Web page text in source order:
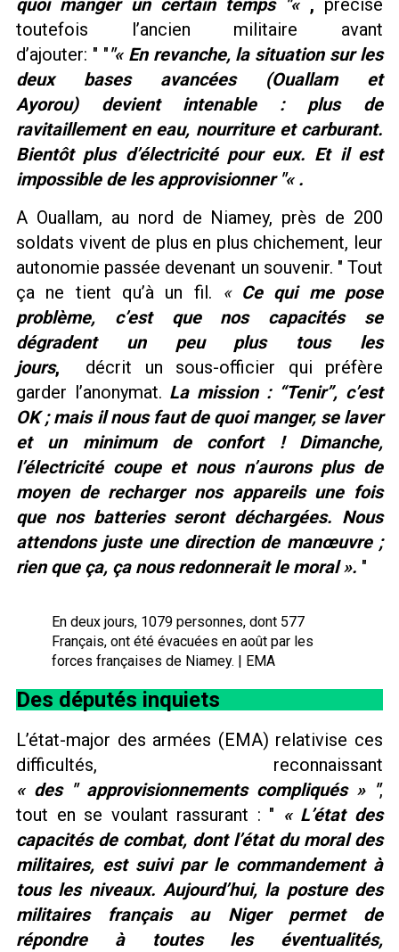
toutefois l’ancien militaire avant
d’ajouter:
« En revanche, la situation sur les
deux bases avancées (Ouallam et
Ayorou) devient intenable : plus de
ravitaillement en eau, nourriture et carburant.
Bientôt plus d’électricité pour eux. Et il est
impossible de les approvisionner « .
A Ouallam, au nord de Niamey, près de 200
soldats vivent de plus en plus chichement, leur
autonomie passée devenant un souvenir.
Tout
ça ne tient qu’à un fil. « Ce qui me pose
problème, c’est que nos capacités se
dégradent un peu plus tous les
jours,
décrit un sous-officier qui préfère
garder l’anonymat. La mission : “Tenir”, c’est
OK ; mais il nous faut de quoi manger, se laver
et un minimum de confort ! Dimanche,
l’électricité coupe et nous n’aurons plus de
moyen de recharger nos appareils une fois
que nos batteries seront déchargées. Nous
attendons juste une direction de manœuvre ;
rien que ça, ça nous redonnerait le moral ».
En deux jours, 1079 personnes, dont 577
Français, ont été évacuées en août par les
forces françaises de Niamey. | EMA
Des députés inquiets
L’état-major des armées (EMA) relativise ces
difficultés, reconnaissant
« des approvisionnements compliqués »
,
tout en se voulant rassurant :
« L’état des
capacités de combat, dont l’état du moral des
militaires, est suivi par le commandement à
tous les niveaux. Aujourd’hui, la posture des
militaires français au Niger permet de
répondre à toutes les éventualités,